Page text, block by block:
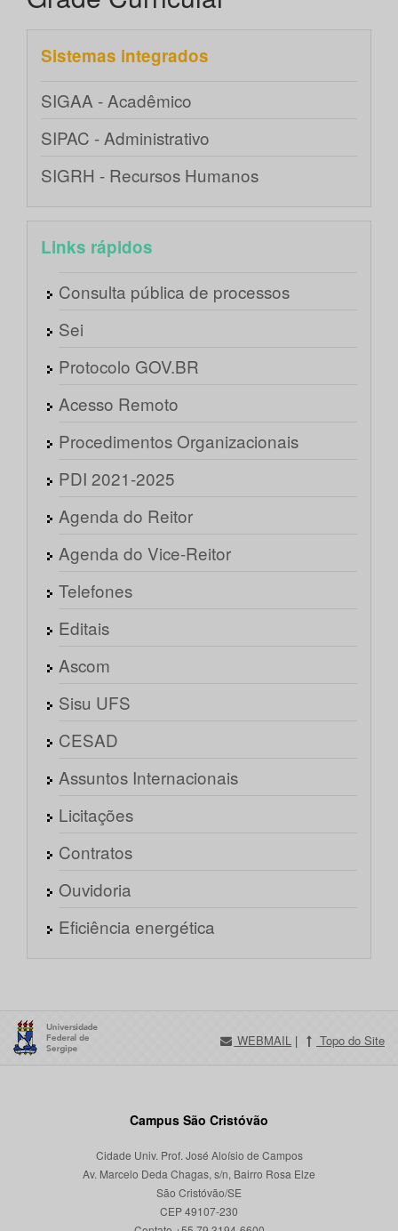
Sistemas integrados
SIGAA - Acadêmico
SIPAC - Administrativo
SIGRH - Recursos Humanos
Links rápidos
Consulta pública de processos
Sei
Protocolo GOV.BR
Acesso Remoto
Procedimentos Organizacionais
PDI 2021-2025
Agenda do Reitor
Agenda do Vice-Reitor
Telefones
Editais
Ascom
Sisu UFS
CESAD
Assuntos Internacionais
Licitações
Contratos
Ouvidoria
Eficiência energética
WEBMAIL | Topo do Site
Campus São Cristóvão
Cidade Univ. Prof. José Aloísio de Campos
Av. Marcelo Deda Chagas, s/n, Bairro Rosa Elze
São Cristóvão/SE
CEP 49107-230